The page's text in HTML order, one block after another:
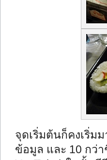
จุดเริ่มต้นก็คงเริ่ม
ข้อมูล และ 10 กว่